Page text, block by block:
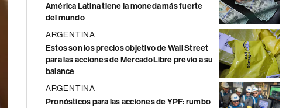
América Latina tiene la moneda más fuerte
del mundo
ARGENTINA
Estos son los precios objetivo de Wall Street
para las acciones de MercadoLibre previo a su
balance
ARGENTINA
Pronósticos para las acciones de YPF: rumbo